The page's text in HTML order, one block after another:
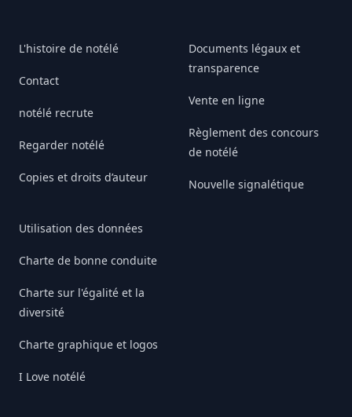
L'histoire de notélé
Contact
notélé recrute
Regarder notélé
Copies et droits d’auteur
Utilisation des données
Charte de bonne conduite
Charte sur l'égalité et la
diversité
Charte graphique et logos
I Love notélé
Documents légaux et
transparence
Vente en ligne
Règlement des concours
de notélé
Nouvelle signalétique